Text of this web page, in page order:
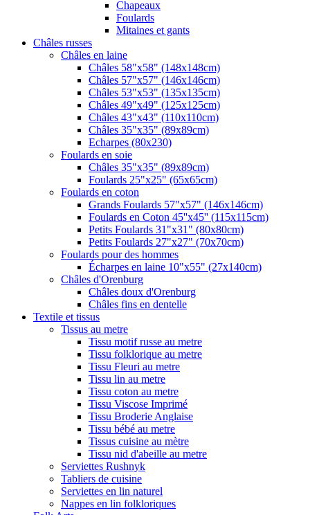
Chapeaux
Foulards
Mitaines et gants
Châles russes
Châles en laine
Châles 58"x58" (148x148cm)
Châles 57"x57" (146x146cm)
Châles 53"x53" (135x135cm)
Châles 49"x49" (125x125cm)
Châles 43"x43" (110x110cm)
Châles 35"x35" (89x89cm)
Echarpes (80х230)
Foulards en soie
Châles 35"x35" (89x89cm)
Foulards 25"x25" (65x65cm)
Foulards en coton
Grands Foulards 57"x57" (146x146cm)
Foulards en Coton 45''x45'' (115x115cm)
Petits Foulards 31"x31" (80x80cm)
Petits Foulards 27"x27" (70x70cm)
Foulards pour des hommes
Écharpes en laine 10"x55" (27x140cm)
Châles d'Orenburg
Châles doux d'Orenburg
Châles fins en dentelle
Textile et tissus
Tissus au metre
Tissu motif russe au metre
Tissu folklorique au metre
Tissu Fleuri au metre
Tissu lin au metre
Tissu coton au metre
Tissu Viscose Imprimé
Tissu Broderie Anglaise
Tissu bébé au metre
Tissus cuisine au mètre
Tissu nid d'abeille au metre
Serviettes Rushnyk
Tabliers de cuisine
Serviettes en lin naturel
Nappes en lin folkloriques